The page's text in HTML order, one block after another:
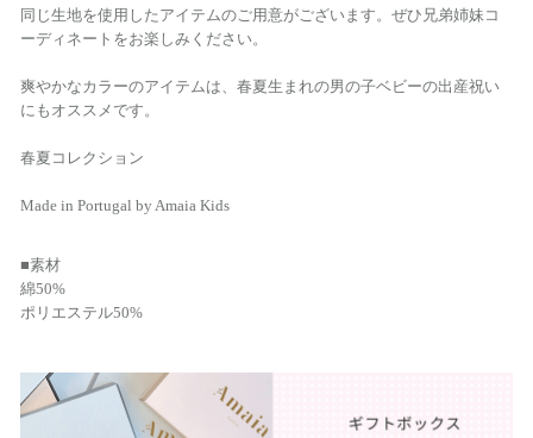
同じ生地を使用したアイテムのご用意がございます。ぜひ兄弟姉妹コ
ーディネートをお楽しみください。
爽やかなカラーのアイテムは、春夏生まれの男の子ベビーの出産祝い
にもオススメです。
春夏コレクション
Made in Portugal by Amaia Kids
■素材
綿50%
ポリエステル50%